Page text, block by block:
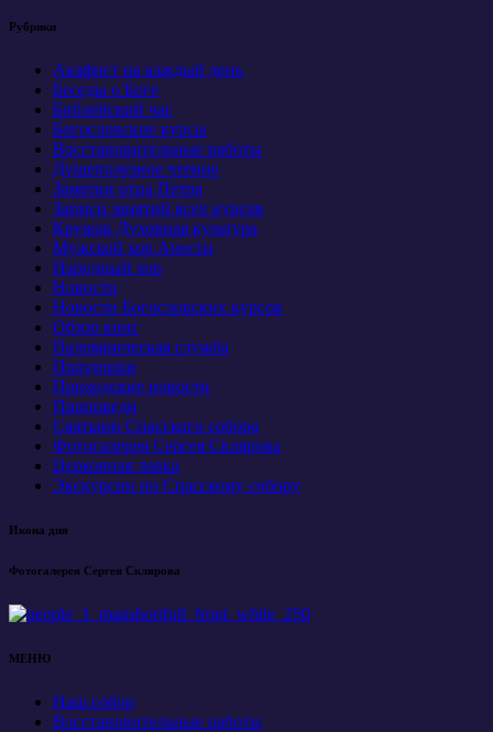
Рубрики
Акафист на каждый день
Беседы о Боге
Библейский час
Богословские курсы
Восстановительные работы
Душеполезное чтение
Заметки отца Петра
Записи занятий всех курсов
Кружок Духовная культура
Мужской хор Анести
Народный хор
Новости
Новости Богословских курсов
Обзор книг
Паломническая служба
Праздники
Приходские новости
Проповеди
Святыни Спасского собора
Фотогалерея Сергея Склярова
Церковная лавка
Экскурсии по Спасскому собору
Икона дня
Фотогалерея Сергея Склярова
МЕНЮ
Наш собор
Восстановительные работы